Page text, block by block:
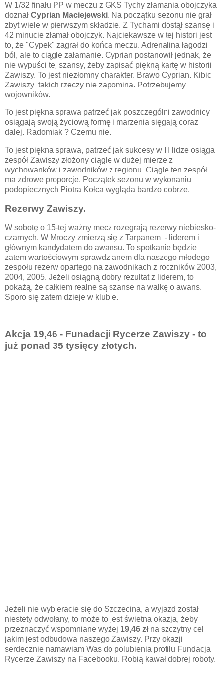
W 1/32 finału PP w meczu z GKS Tychy złamania obojczyka
doznał Cyprian Maciejewski. Na początku sezonu nie grał
zbyt wiele w pierwszym składzie. Z Tychami dostął szansę i
42 minucie złamał obojczyk. Najciekawsze w tej histori jest
to, że "Cypek" zagrał do końca meczu. Adrenalina łagodzi
ból, ale to ciągle załamanie. Cyprian postanowił jednak, że
nie wypuści tej szansy, żeby zapisać piękną kartę w historii
Zawiszy. To jest niezłomny charakter. Brawo Cyprian. Kibic
Zawiszy takich rzeczy nie zapomina. Potrzebujemy
wojowników.
To jest piękna sprawa patrzeć jak poszczególni zawodnicy
osiągają swoją życiową formę i marzenia sięgają coraz
dalej. Radomiak ? Czemu nie.
To jest piękna sprawa, patrzeć jak sukcesy w III lidze osiąga
zespół Zawiszy złożony ciągle w dużej mierze z
wychowanków i zawodników z regionu. Ciągle ten zespół
ma zdrowe proporcje. Początek sezonu w wykonaniu
podopiecznych Piotra Kołca wygląda bardzo dobrze.
Rezerwy Zawiszy.
W sobotę o 15-tej ważny mecz rozegrają rezerwy niebiesko-
czarnych. W Mroczy zmierzą się z Tarpanem - liderem i
głównym kandydatem do awansu. To spotkanie będzie
zatem wartościowym sprawdzianem dla naszego młodego
zespołu rezerw opartego na zawodnikach z roczników 2003,
2004, 2005. Jeżeli osiągną dobry rezultat z liderem, to
pokażą, że całkiem realne są szanse na walkę o awans.
Sporo się zatem dzieje w klubie.
Akcja 19,46 - Funadacji Rycerze Zawiszy - to
już ponad 35 tysięcy złotych.
Jeżeli nie wybieracie się do Szczecina, a wyjazd został
niestety odwołany, to może to jest świetna okazja, żeby
przeznaczyć wspomniane wyżej 19,46 złna szczytny cel
jakim jest odbudowa naszego Zawiszy. Przy okazji
serdecznie namawiam Was do polubienia profilu Fundacja
Rycerze Zawiszy na Facebooku. Robią kawał dobrej roboty.